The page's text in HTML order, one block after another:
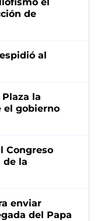
de
al
la
el gobierno
Congreso
de la
enviar
del Papa